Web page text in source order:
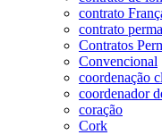
contrato
contrato
Contratos
Convencional
coordenação
coordenador
coração
Cork